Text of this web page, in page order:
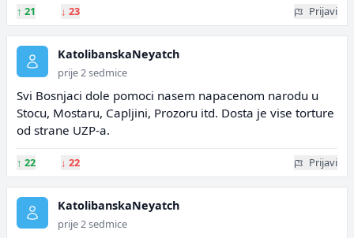
↑ 21 ↓ 23 Prijavi
KatolibanskaNeyatch
prije 2 sedmice
Svi Bosnjaci dole pomoci nasem napacenom narodu u
Stocu, Mostaru, Capljini, Prozoru itd. Dosta je vise torture
od strane UZP-a.
↑ 22 ↓ 22 Prijavi
KatolibanskaNeyatch
prije 2 sedmice